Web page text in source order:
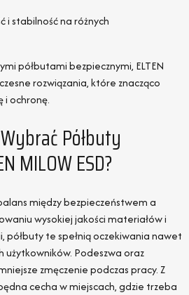
i stabilność na różnych
półbutami bezpiecznymi, ELTEN
rozwiązania, które znacząco
i ochronę.
Półbuty
MILOW ESD?
między bezpieczeństwem a
wysokiej jakości materiałów i
półbuty te spełnią oczekiwania nawet
Podeszwa oraz
zmęczenie podczas pracy. Z
cecha w miejscach, gdzie trzeba